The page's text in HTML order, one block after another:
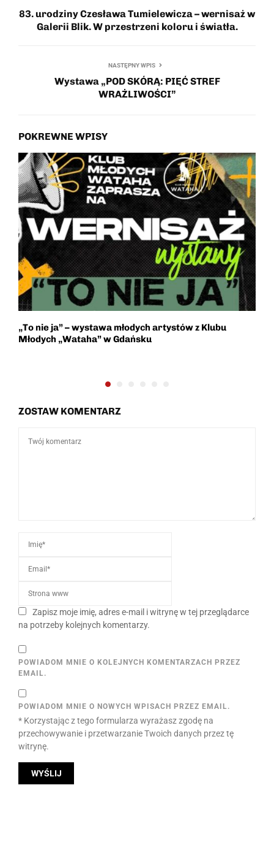
83. urodziny Czesława Tumielewicza – wernisaż w
Galerii Blik. W przestrzeni koloru i światła.
NASTĘPNY WPIS
Wystawa „POD SKÓRĄ: PIĘĆ STREF
WRAŻLIWOŚCI”
POKREWNE WPISY
„To nie ja” – wystawa młodych artystów z Klubu
Młodych „Wataha” w Gdańsku
ZOSTAW KOMENTARZ
Zapisz moje imię, adres e-mail i witrynę w tej przeglądarce
na potrzeby kolejnych komentarzy.
POWIADOM MNIE O KOLEJNYCH KOMENTARZACH PRZEZ
EMAIL.
POWIADOM MNIE O NOWYCH WPISACH PRZEZ EMAIL.
* Korzystając z tego formularza wyrażasz zgodę na
przechowywanie i przetwarzanie Twoich danych przez tę
witrynę.